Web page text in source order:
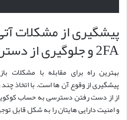
پیشگیری از مشکلات
2FA و جلوگیری از دسترسی مجدد
پیشگیری از وقوع آن ها است. با اتخاذ
از از دست رفتن دسترسی به حساب
و امنیت دارایی هایتان را به شکل قابل